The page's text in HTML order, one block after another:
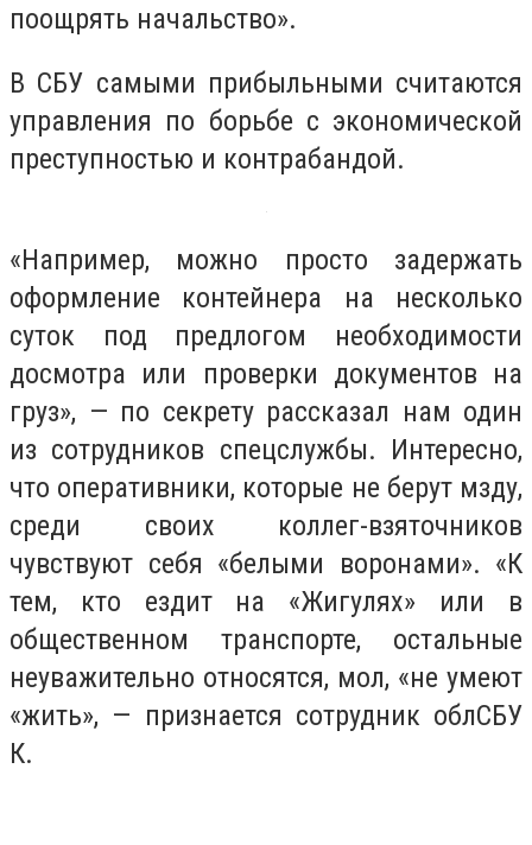
поощрять начальство».
В СБУ самыми прибыльными считаются
управления по борьбе с экономической
преступностью и контрабандой.
«Например, можно просто задержать
оформление контейнера на несколько
суток под предлогом необходимости
досмотра или проверки документов на
груз», — по секрету рассказал нам один
из сотрудников спецслужбы. Интересно,
что оперативники, которые не берут мзду,
среди своих коллег-взяточников
чувствуют себя «белыми воронами». «К
тем, кто ездит на «Жигулях» или в
общественном транспорте, остальные
неуважительно относятся, мол, «не умеют
«жить», — признается сотрудник облСБУ
К.